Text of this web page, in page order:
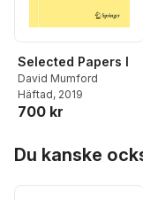
Selected Papers I
David Mumford
Häftad, 2019
700 kr
Du kanske